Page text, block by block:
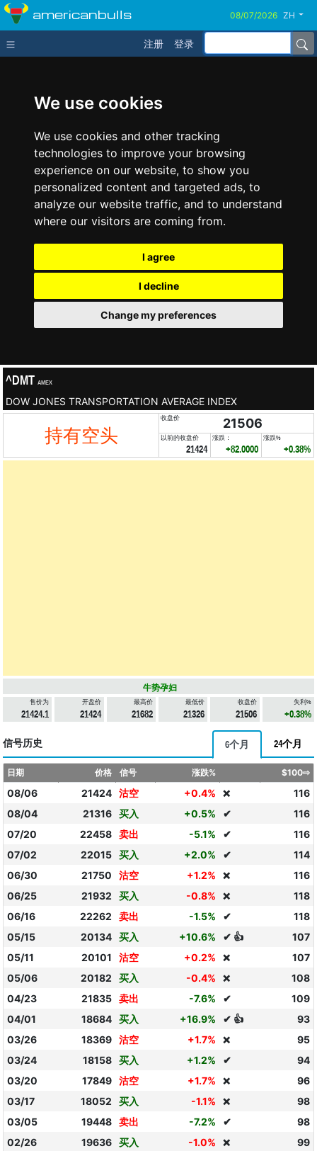
We use cookies
We use cookies and other tracking
technologies to improve your browsing
experience on our website, to show you
personalized content and targeted ads, to
analyze our website traffic, and to understand
where our visitors are coming from.
I agree
I decline
Change my preferences
americanbulls ZH
注册 登录
^DMT AMEX
DOW JONES TRANSPORTATION AVERAGE INDEX
持有空头
收盘价 21506
以前的收盘价
21424
涨跌：
+82.0000
涨跌%
+0.38%
牛势孕妇
售价为
21424.1
开盘价
21424
最高价
21682
最低价
21326
收盘价
21506
失利%
+0.38%
信号历史 6个月 24个月
日期 价格 信号 涨跌% $100⇨
08/06 21424 沽空 +0.4% ❌
116
08/04
21316 买入 +0.5% ✔
116
07/20
22458 卖出 -5.1% ✔
116
07/02
22015 买入 +2.0% ✔
114
06/30
21750 沽空 +1.2% ❌
116
06/25
21932 买入 -0.8% ❌
118
06/16
22262 卖出 -1.5% ✔
118
05/15
20134 买入 +10.6% ✔ 👍
107
05/11
20101 沽空 +0.2% ❌
107
05/06
20182 买入 -0.4% ❌
108
04/23
21835 卖出 -7.6% ✔
109
04/01
18684 买入 +16.9% ✔ 👍
93
03/26
18369 沽空 +1.7% ❌
95
03/24
18158 买入 +1.2% ✔
94
03/20
17849 沽空 +1.7% ❌
96
03/17
18052 买入 -1.1% ❌
98
03/05
19448 卖出 -7.2% ✔
98
02/26
19636 买入 -1.0% ❌
99